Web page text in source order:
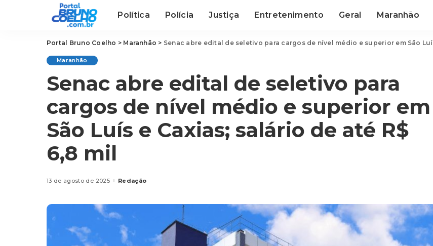
Política Polícia Justiça Entretenimento Geral Maranhão
Portal Bruno Coelho > Maranhão > Senac abre edital de seletivo para cargos de nível médio e superior em São Luís e Caxias; salário de até R$ 6,8 mil
Maranhão
Senac abre edital de seletivo para
cargos de nível médio e superior em
São Luís e Caxias; salário de até R$
6,8 mil
13 de agosto de 2025Posted
Redação